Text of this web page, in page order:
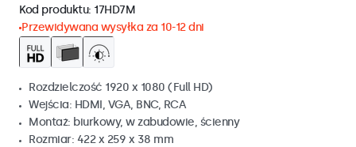
Kod produktu: 17HD7M
Przewidywana wysyłka za 10-12 dni
Rozdzielczość 1920 x 1080 (Full HD)
Wejścia: HDMI, VGA, BNC, RCA
Montaż: biurkowy, w zabudowie, ścienny
Rozmiar: 422 x 259 x 38 mm